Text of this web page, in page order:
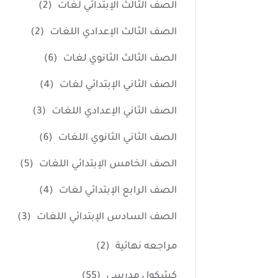
الصف الثالث الإبتدائي لغات (2)
الصف الثالث الإعدادي اللغات (2)
الصف الثالث الثانوي لغات (6)
الصف الثاني الإبتدائي لغات (4)
الصف الثاني الإعدادي اللغات (3)
الصف الثاني الثانوي اللغات (6)
الصف الخامس الإبتدائي اللغات (5)
الصف الرابع الإبتدائي لغات (4)
الصف السادس الإبتدائي اللغات (3)
مراجعه نهائية (2)